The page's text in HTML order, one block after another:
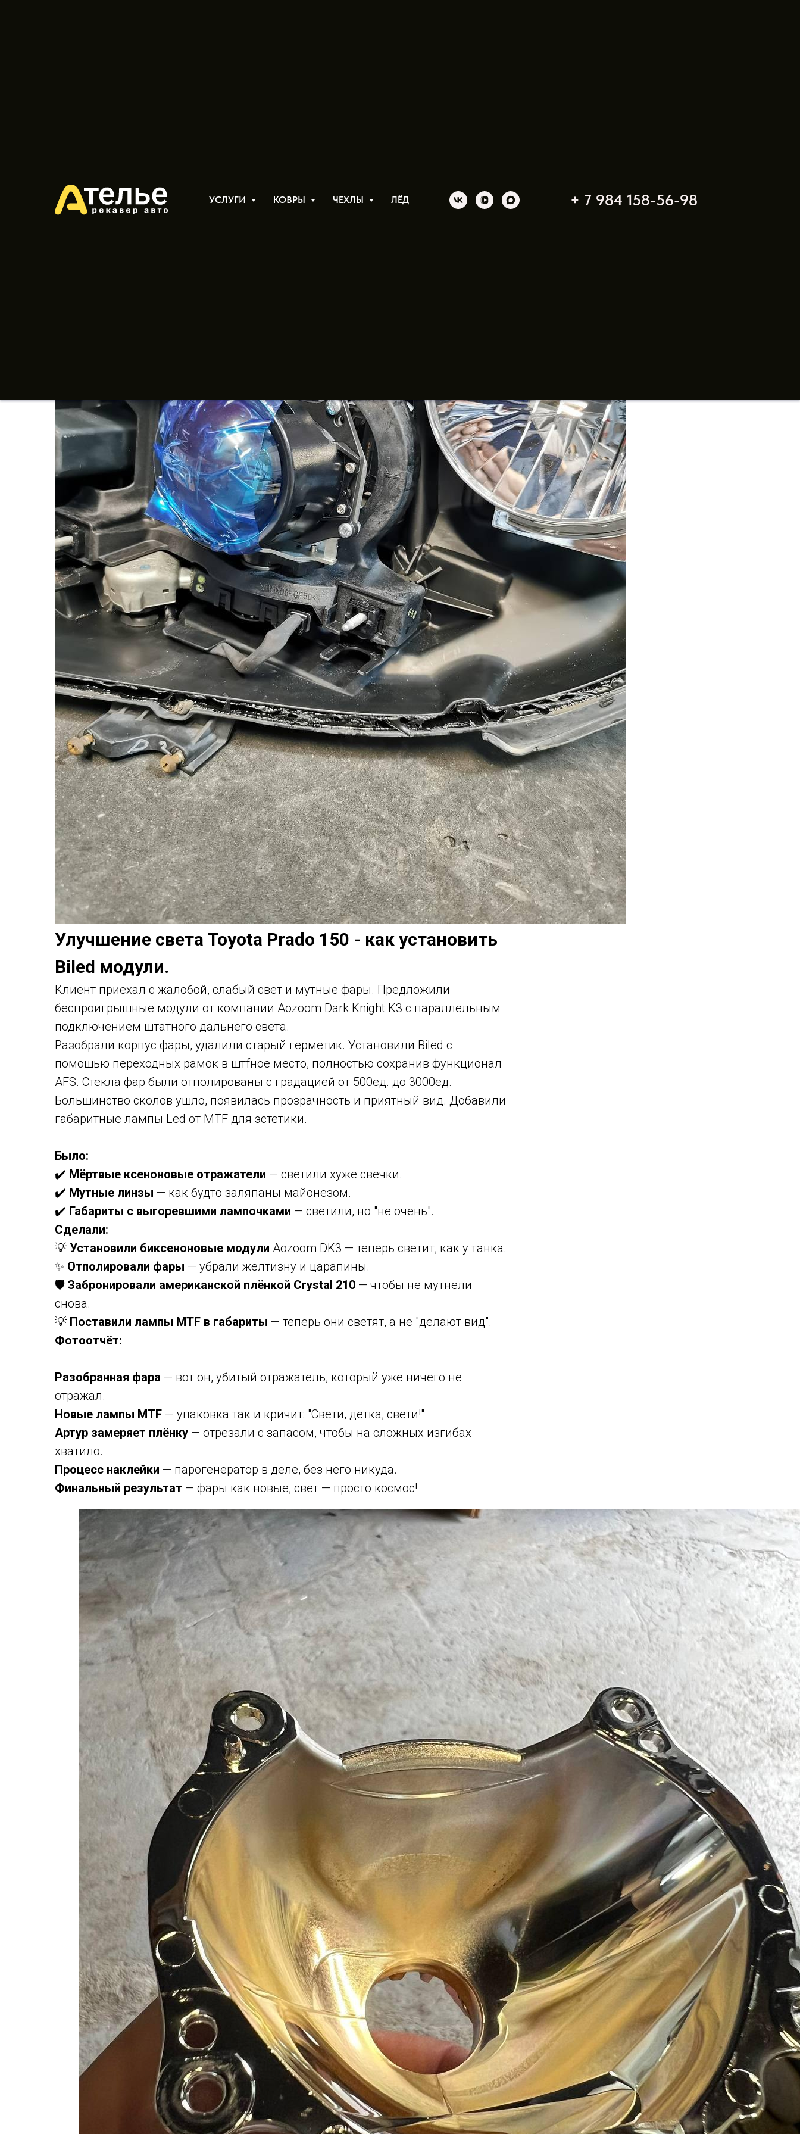
УСЛУГИ КОВРЫ ЧЕХЛЫ ЛЁД + 7 984 158-56-98
Улучшение света Toyota Prado 150 - как установить
Biled модули.
Клиент приехал с жалобой, слабый свет и мутные фары. Предложили
беспроигрышные модули от компании Aozoom Dark Knight K3 с параллельным
подключением штатного дальнего света.
Разобрали корпус фары, удалили старый герметик. Установили Biled с
помощью переходных рамок в штfное место, полностью сохранив функционал
AFS. Стекла фар были отполированы с градацией от 500ед. до 3000ед.
Большинство сколов ушло, появилась прозрачность и приятный вид. Добавили
габаритные лампы Led от MTF для эстетики.
Было:
✔️ Мёртвые ксеноновые отражатели — светили хуже свечки.
✔️ Мутные линзы — как будто заляпаны майонезом.
✔️ Габариты с выгоревшими лампочками — светили, но "не очень".
Сделали:
💡 Установили биксеноновые модули Aozoom DK3 — теперь светит, как у танка.
✨ Отполировали фары — убрали жёлтизну и царапины.
🛡️ Забронировали американской плёнкой Crystal 210 — чтобы не мутнели
снова.
💡 Поставили лампы MTF в габариты — теперь они светят, а не "делают вид".
Фотоотчёт:
Разобранная фара — вот он, убитый отражатель, который уже ничего не
отражал.
Новые лампы MTF — упаковка так и кричит: "Свети, детка, свети!"
Артур замеряет плёнку — отрезали с запасом, чтобы на сложных изгибах
хватило.
Процесс наклейки — парогенератор в деле, без него никуда.
Финальный результат — фары как новые, свет — просто космос!